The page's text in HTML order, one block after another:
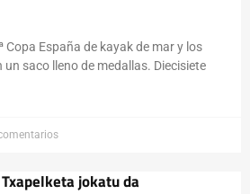
Copa España de kayak de mar y los
saco lleno de medallas. Diecisiete
jokatu da